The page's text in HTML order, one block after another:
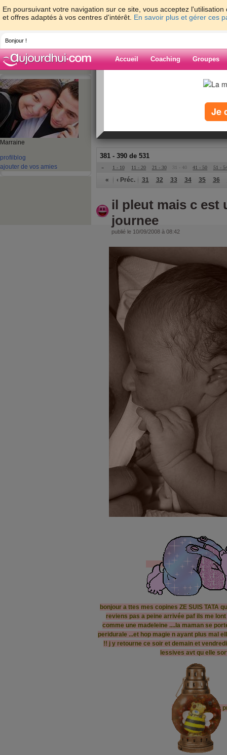
En poursuivant votre navigation sur ce site, vous acceptez
et offres adaptés à vos centres d'intérêt. En savoir plus et gérer ces
Bonjour !
Accueil Coaching Groupes
Marraine
profil blog
ajouter de vos amies
Blog de
381 - 390 de 531
« 1 - 10 11 - 20 21 - 30 31 - 40 41 - 50 51 -
« ‹ Préc. 31 32 33 34 35 36
il pleut mais c est
journee
publié le 10/09/2008 à 08:42
bonjour a ttes mes copines ZE SUIS TATA
reviens pas a peine arrivée paf ils me
comme une madeleine ....la maman se
peridurale ...et hop magie n ayant plus mal
!! j y retourne ce soir et demain et
lessives avt qu elle
Je